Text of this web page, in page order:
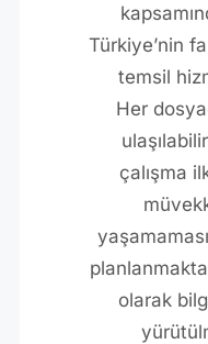
Türkiye’nin
temsil
Her
çalışma
olarak